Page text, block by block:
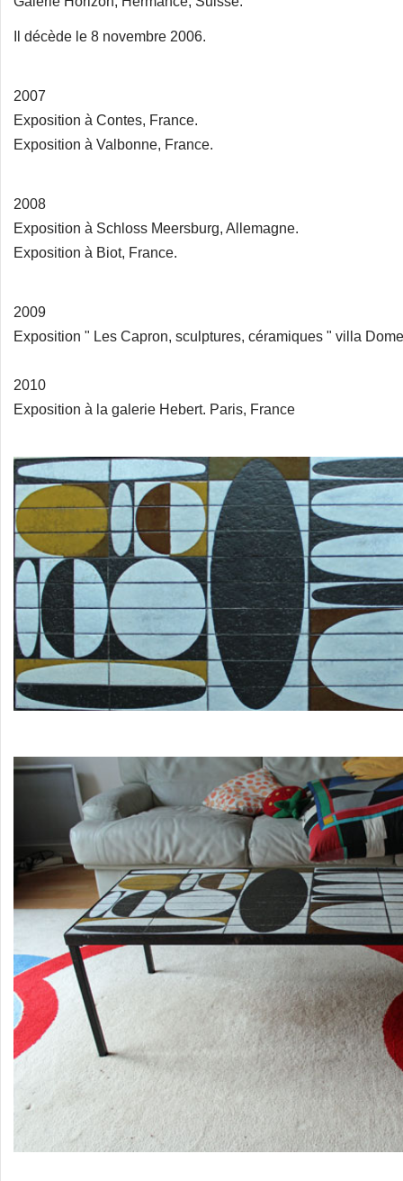
Il décède le 8 novembre 2006.
2007
Exposition à Contes, France.
Exposition à Valbonne, France.
2008
Exposition à Schloss Meersburg, Allemagne.
Exposition à Biot, France.
2009
Exposition " Les Capron, sculptures, céramiques " villa
2010
Exposition à la galerie Hebert. Paris, France